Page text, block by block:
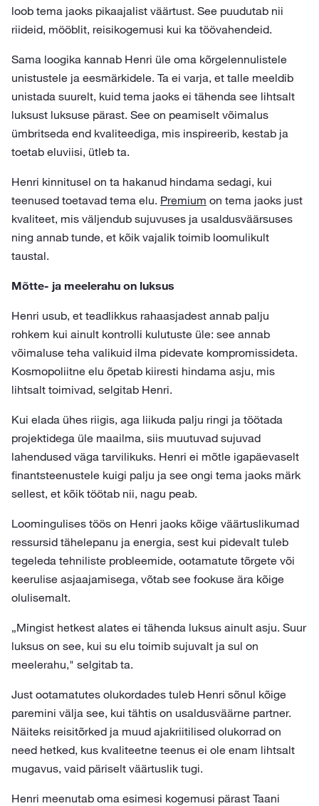
loob tema jaoks pikaajalist väärtust. See puudutab nii
riideid, mööblit, reisikogemusi kui ka töövahendeid.
Sama loogika kannab Henri üle oma kõrgelennulistele
unistustele ja eesmärkidele. Ta ei varja, et talle meeldib
unistada suurelt, kuid tema jaoks ei tähenda see lihtsalt
luksust luksuse pärast. See on peamiselt võimalus
ümbritseda end kvaliteediga, mis inspireerib, kestab ja
toetab eluviisi, ütleb ta.
Henri kinnitusel on ta hakanud hindama sedagi, kui
teenused toetavad tema elu. Premium on tema jaoks just
kvaliteet, mis väljendub sujuvuses ja usaldusväärsuses
ning annab tunde, et kõik vajalik toimib loomulikult
taustal.
Mõtte- ja meelerahu on luksus
Henri usub, et teadlikkus rahaasjadest annab palju
rohkem kui ainult kontrolli kulutuste üle: see annab
võimaluse teha valikuid ilma pidevate kompromissideta.
Kosmopoliitne elu õpetab kiiresti hindama asju, mis
lihtsalt toimivad, selgitab Henri.
Kui elada ühes riigis, aga liikuda palju ringi ja töötada
projektidega üle maailma, siis muutuvad sujuvad
lahendused väga tarvilikuks. Henri ei mõtle igapäevaselt
finantsteenustele kuigi palju ja see ongi tema jaoks märk
sellest, et kõik töötab nii, nagu peab.
Loomingulises töös on Henri jaoks kõige väärtuslikumad
ressursid tähelepanu ja energia, sest kui pidevalt tuleb
tegeleda tehniliste probleemide, ootamatute tõrgete või
keerulise asjaajamisega, võtab see fookuse ära kõige
olulisemalt.
„Mingist hetkest alates ei tähenda luksus ainult asju. Suur
luksus on see, kui su elu toimib sujuvalt ja sul on
meelerahu," selgitab ta.
Just ootamatutes olukordades tuleb Henri sõnul kõige
paremini välja see, kui tähtis on usaldusväärne partner.
Näiteks reisitõrked ja muud ajakriitilised olukorrad on
need hetked, kus kvaliteetne teenus ei ole enam lihtsalt
mugavus, vaid päriselt väärtuslik tugi.
Henri meenutab oma esimesi kogemusi pärast Taani